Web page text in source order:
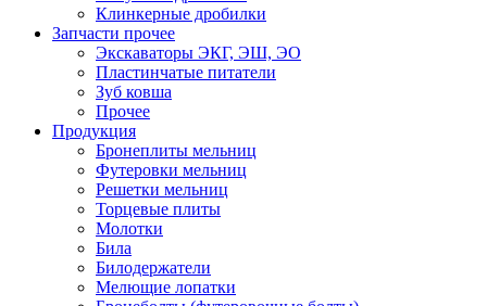
Клинкерные дробилки
Запчасти прочее
Экскаваторы ЭКГ, ЭШ, ЭО
Пластинчатые питатели
Зуб ковша
Прочее
Продукция
Бронеплиты мельниц
Футеровки мельниц
Решетки мельниц
Торцевые плиты
Молотки
Била
Билодержатели
Мелющие лопатки